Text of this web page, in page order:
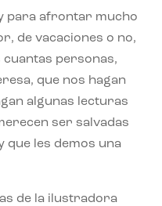
para afrontar mucho
de vacaciones o no,
cuantas personas,
que nos hagan
algunas lecturas
ser salvadas
que les demos una
de la ilustradora